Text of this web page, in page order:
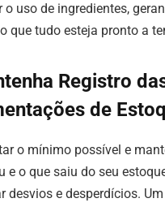
o uso de ingredientes,
que tudo esteja pronto a
Registro
de
o mínimo possível e
e o que saiu do seu
desvios e desperdícios.